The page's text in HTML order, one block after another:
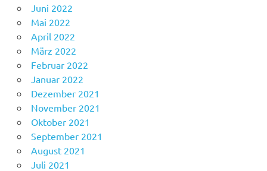
Juni 2022
Mai 2022
April 2022
März 2022
Februar 2022
Januar 2022
Dezember 2021
November 2021
Oktober 2021
September 2021
August 2021
Juli 2021